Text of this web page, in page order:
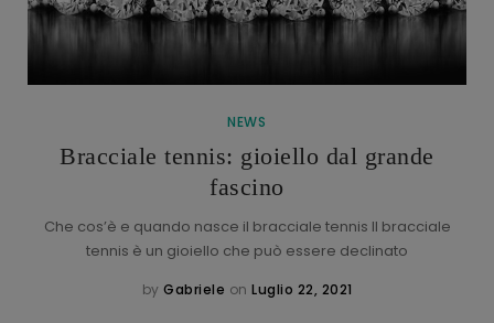
NEWS
Bracciale tennis: gioiello dal grande
fascino
Che cos’è e quando nasce il bracciale tennis Il bracciale
tennis è un gioiello che può essere declinato
by Gabriele on Luglio 22, 2021